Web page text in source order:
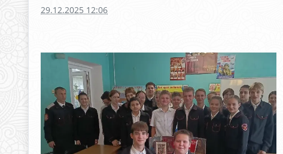
29.12.2025 12:06